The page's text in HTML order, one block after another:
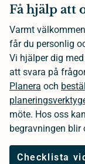
Få hjälp att
Varmt
får du personlig
Vi hjälper dig
att svara på
Planera och
möte. Hos oss
begravningen
Checklista